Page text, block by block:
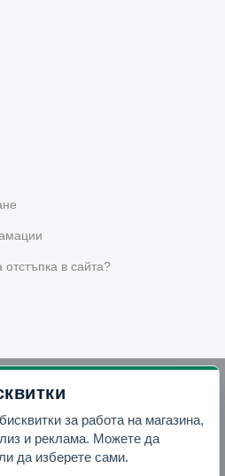
отстъпка в сайта?
за работа на магазина,
и реклама. Можете да
да изберете сами.